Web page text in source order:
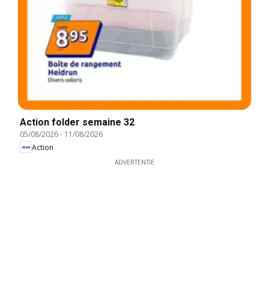
Action folder semaine 32
05/08/2026- 11/08/2026
Action
ADVERTENTIE